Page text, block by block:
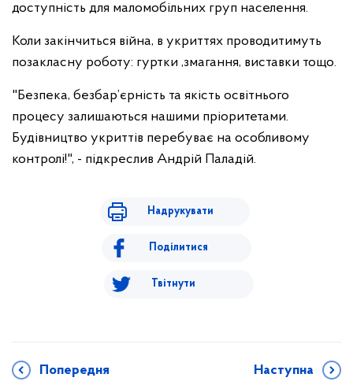
доступність для маломобільних груп населення.
Коли закінчиться війна, в укриттях проводитимуть
позакласну роботу: гуртки ,змагання, виставки тощо.
"Безпека, безбар’єрність та якість освітнього
процесу залишаються нашими пріоритетами.
Будівництво укриттів перебуває на особливому
контролі!", - підкреслив Андрій Паладій.
Надрукувати
Поділитися
Твітнути
Попередня Наступна